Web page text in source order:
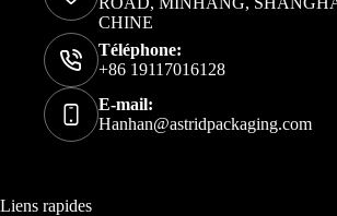
CHINE
Téléphone:
+86 19117016128
E-mail:
Hanhan@astridpackaging.com
Liens rapides